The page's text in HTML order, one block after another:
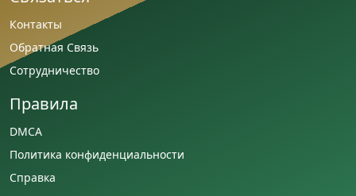
Контакты
Обратная Связь
Сотрудничество
Правила
DMCA
Политика конфиденциальности
Справка